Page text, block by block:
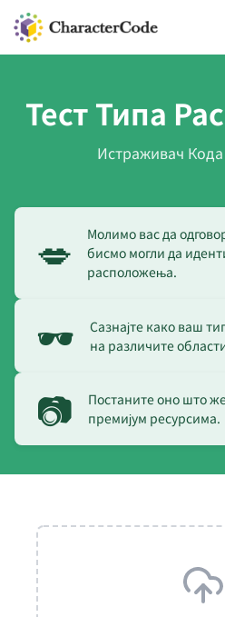
Тест Типа
Истраживач
💋
Молимо вас да
бисмо могли да
расположења.
🕶️
Сазнајте како ваш
на различите
📷
Постаните оно што
премијум ресурсима.